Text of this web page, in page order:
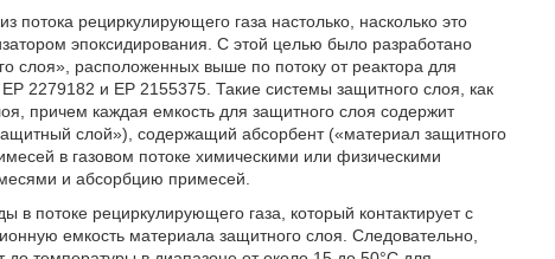
потока рециркулирующего газа настолько, насколько это
эпоксидирования. С этой целью было разработано
слоя», расположенных выше по потоку от реактора для
2279182 и EP 2155375. Такие системы защитного слоя, как
причем каждая емкость для защитного слоя содержит
слой»), содержащий абсорбент («материал защитного
в газовом потоке химическими или физическими
и абсорбцию примесей.
в потоке рециркулирующего газа, который контактирует с
емкость материала защитного слоя. Следовательно,